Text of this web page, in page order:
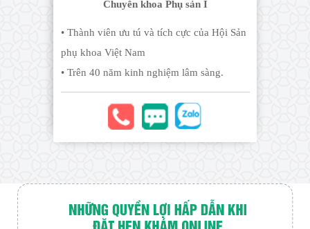
Chuyên khoa Phụ sản I
• Thành viên ưu tú và tích cực của Hội Sản
phụ khoa Việt Nam
• Trên 40 năm kinh nghiệm lâm sàng.